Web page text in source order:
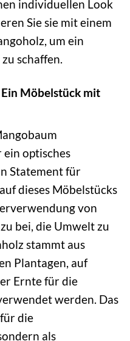
individuellen Look
Sie sie mit einem
um ein
schaffen.
Möbelstück mit
optisches
Statement für
dieses Möbelstücks
von
bei, die Umwelt zu
stammt aus
Plantagen, auf
Ernte für die
werden. Das
die
als